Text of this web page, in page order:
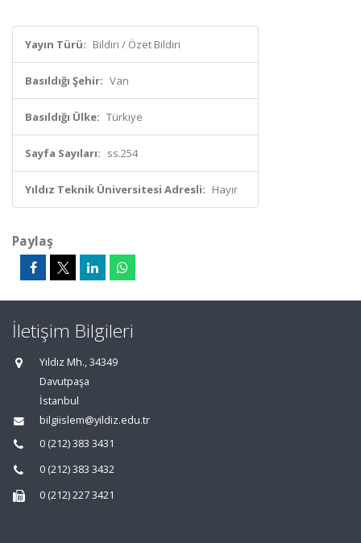
Yayın Türü: Bildiri / Özet Bildiri
Basıldığı Şehir: Van
Basıldığı Ülke: Türkiye
Sayfa Sayıları: ss.254
Yıldız Teknik Üniversitesi Adresli: Hayır
Paylaş
İletişim Bilgileri
Yıldız Mh., 34349
Davutpaşa
İstanbul
bilgiislem@yildiz.edu.tr
0 (212) 383 3431
0 (212) 383 3432
0 (212) 227 3421